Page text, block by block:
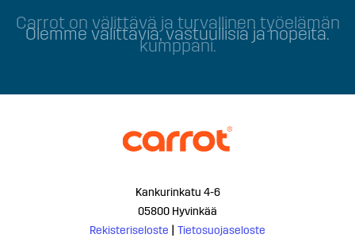
Carrot on välittävä ja turvallinen työelämän
kumppani.
Kankurinkatu 4-6
05800 Hyvinkää
Rekisteriseloste
Tietosuojaseloste